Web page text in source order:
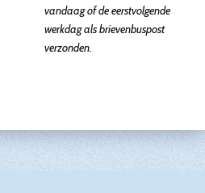
vandaag of de eerstvolgende
werkdag als brievenbuspost
verzonden.